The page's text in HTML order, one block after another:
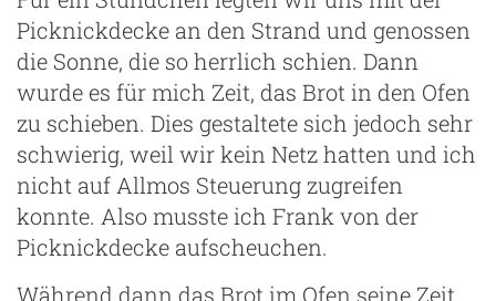
Picknickdecke an den Strand und genossen
die Sonne, die so herrlich schien. Dann
wurde es für mich Zeit, das Brot in den Ofen
zu schieben. Dies gestaltete sich jedoch sehr
schwierig, weil wir kein Netz hatten und ich
nicht auf Allmos Steuerung zugreifen
konnte. Also musste ich Frank von der
Picknickdecke aufscheuchen.
Während dann das Brot im Ofen seine Zeit